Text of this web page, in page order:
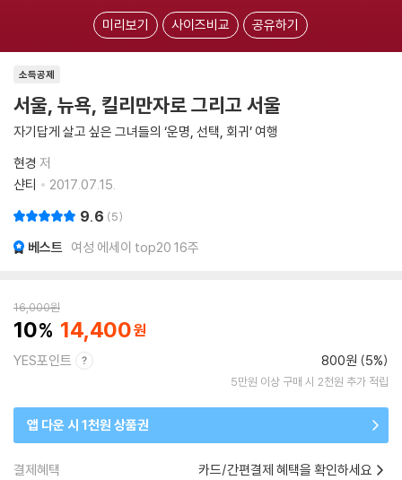
미리보기 사이즈비교 공유하기
소득공제
서울, 뉴욕, 킬리만자로 그리고 서울
자기답게 살고 싶은 그녀들의 ‘운명, 선택, 회귀’ 여행
현경 저
샨티
2017.07.15.
9.6 5
베스트 여성 에세이 top20 16주
16,000원
10 14,400
YES포인트 800원 (5%)
5만원 이상 구매 시 2천원 추가 적립
앱 다운 시 1천원 상품권
결제혜택 카드/간편결제 혜택을 확인하세요